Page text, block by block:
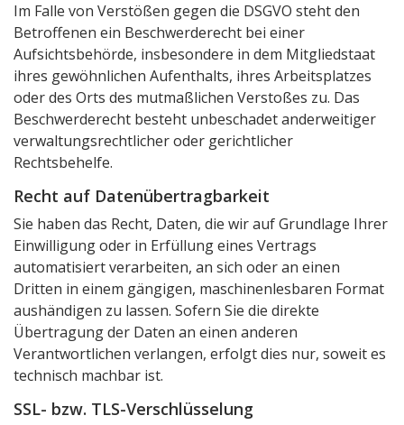
Im Falle von Verstößen gegen die DSGVO steht den
Betroffenen ein Beschwerderecht bei einer
Aufsichtsbehörde, insbesondere in dem Mitgliedstaat
ihres gewöhnlichen Aufenthalts, ihres Arbeitsplatzes
oder des Orts des mutmaßlichen Verstoßes zu. Das
Beschwerderecht besteht unbeschadet anderweitiger
verwaltungsrechtlicher oder gerichtlicher
Rechtsbehelfe.
Recht auf Daten­übertrag­barkeit
Sie haben das Recht, Daten, die wir auf Grundlage Ihrer
Einwilligung oder in Erfüllung eines Vertrags
automatisiert verarbeiten, an sich oder an einen
Dritten in einem gängigen, maschinenlesbaren Format
aushändigen zu lassen. Sofern Sie die direkte
Übertragung der Daten an einen anderen
Verantwortlichen verlangen, erfolgt dies nur, soweit es
technisch machbar ist.
SSL- bzw. TLS-Verschlüsselung